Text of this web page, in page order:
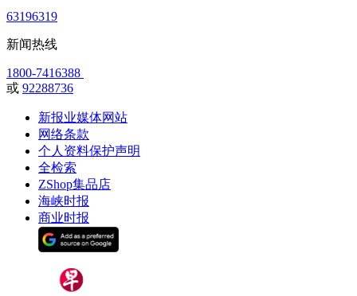
63196319
新闻热线
1800-7416388
或 92288736
新报业媒体网站
网络条款
个人资料保护声明
全检索
ZShop集品店
海峡时报
商业时报